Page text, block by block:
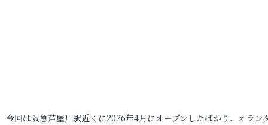
今回は阪急芦屋川駅近くに2026年4月にオープンしたばかり、オラン